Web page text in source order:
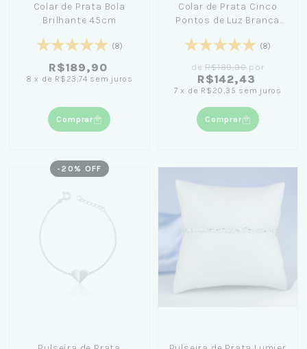
Colar de Prata Bola
Brilhante 45cm
(8)
R$189,90
8 x de R$23,74 sem juros
Comprar
Colar de Prata Cinco
Pontos de Luz Branca
(8)
deR$189,90 por
R$142,43
7 x de R$20,35 sem juros
Comprar
- 20 % OFF